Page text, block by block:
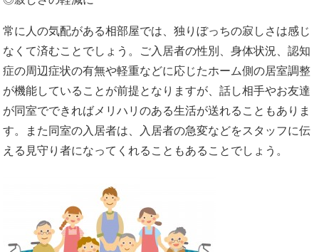
常に人の気配がある相部屋では、独りぼっちの寂しさは感じ
なくて済むことでしょう。ご入居者の性別、身体状況、認知
症の周辺症状の有無や軽重などに応じたホーム側の居室調整
が機能していることが前提となりますが、話し相手やお友達
が同室でできればメリハリのある生活が送れることもありま
す。また同室の入居者は、入居者の急変などをスタッフに伝
える見守り者になってくれることもあることでしょう。